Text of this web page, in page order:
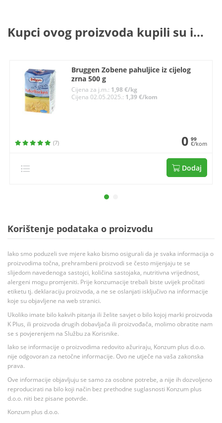
Kupci ovog proizvoda kupili su i...
Bruggen Zobene pahuljice iz cijelog
zrna 500 g
Cijena za j.m.: 1,98 €/kg
Cijena 02.05.2025.: 1,39 €/kom
(7) 0 99
€/kom
Dodaj
Korištenje podataka o proizvodu
Iako smo poduzeli sve mjere kako bismo osigurali da je svaka informacija o
proizvodima točna, prehrambeni proizvodi se često mijenjaju te se
slijedom navedenoga sastojci, količina sastojaka, nutritivna vrijednost,
alergeni mogu promjeniti. Prije konzumacije trebali biste uvijek pročitati
etiketu tj. deklaraciju proizvoda, a ne se oslanjati isključivo na informacije
koje su objavljene na web stranici.
Ukoliko imate bilo kakvih pitanja ili želite savjet o bilo kojoj marki proizvoda
K Plus, ili proizvoda drugih dobavljača ili proizvođača, molimo obratite nam
se s povjerenjem na Službu za Korisnike.
Iako se informacije o proizvodima redovito ažuriraju, Konzum plus d.o.o.
nije odgovoran za netočne informacije. Ovo ne utječe na vaša zakonska
prava.
Ove informacije objavljuju se samo za osobne potrebe, a nije ih dozvoljeno
reproducirati na bilo koji način bez prethodne suglasnosti Konzum plus
d.o.o. niti bez pisane potvrde.
Konzum plus d.o.o.